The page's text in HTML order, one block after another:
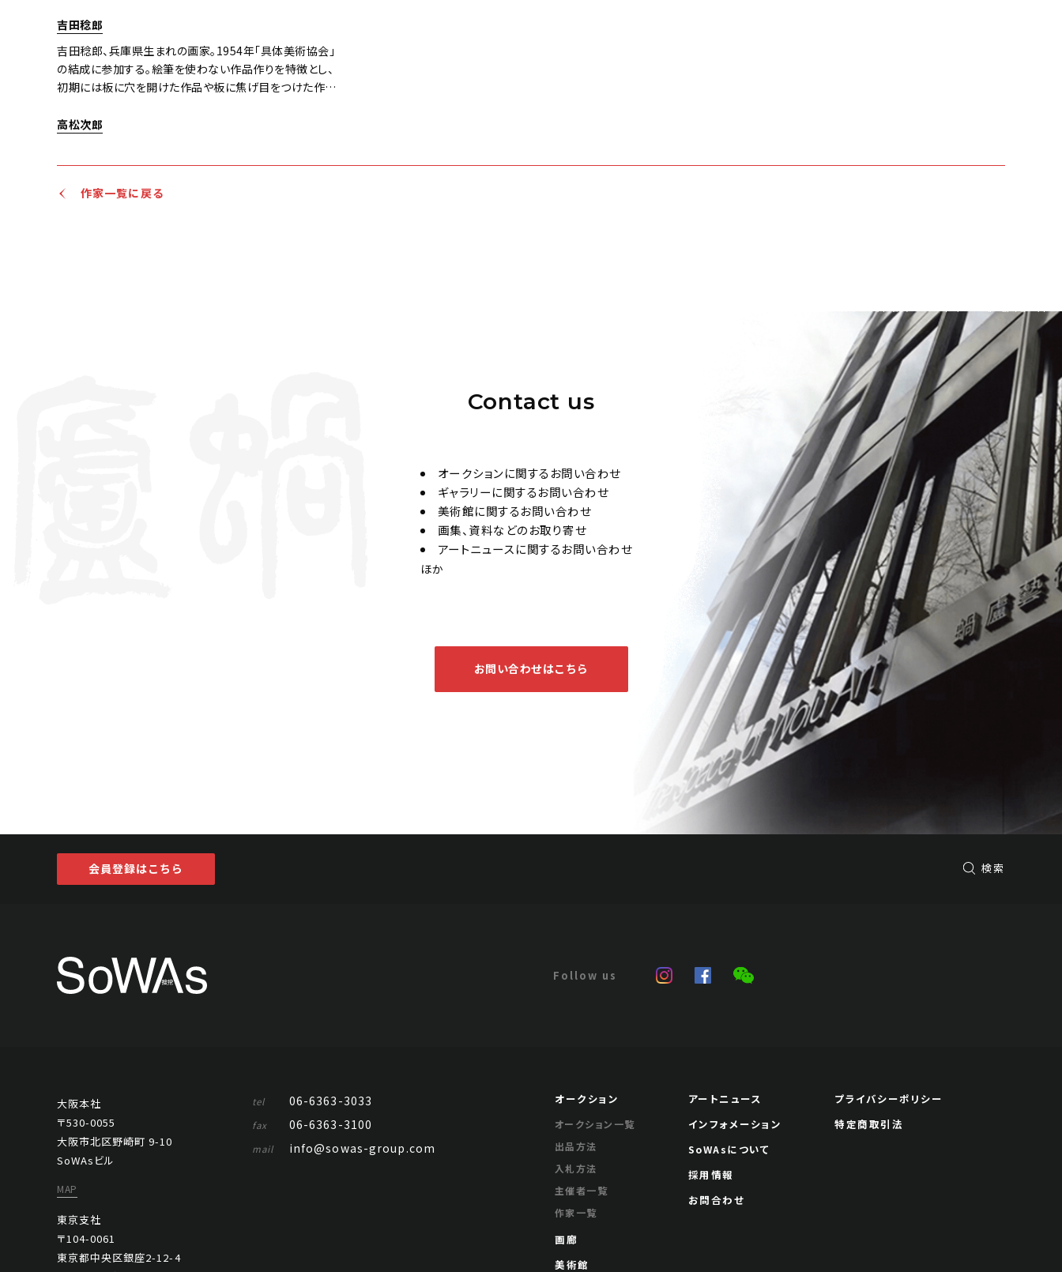
画、彫刻、映像、音楽など数えるときりがない。また、1984
年に発売されたアミガ社のコンピューターを利用したコン
ピュータアートの先駆者でもある。
吉田稔郎
吉田稔郎、兵庫県生まれの画家。1954年「具体美術協会」
の結成に参加する。絵筆を使わない作品作りを特徴とし、
初期には板に穴を開けた作品や板に焦げ目をつけた作品
た作品へと展開する。
高松次郎
JPY 80,000 - 160,000
公開終了
予想価格
JPY 380,000 - 580,000
結果
公開終了
今井俊満 作品
Jo's Auction
予想価格
JPY 1,200,000 - 2,200,000
2024/10/16
主催 Jo's Auction
開催
作家一覧に戻る
Contact us
オークションに関するお問い合わせ
ギャラリーに関するお問い合わせ
美術館に関するお問い合わせ
画集、資料などのお取り寄せ
アートニュースに関するお問い合わせ
ほか
お問い合わせはこちら
会員登録はこちら 検索
大阪本社
〒530-0055
大阪市北区野崎町 9-10
SoWAsビル
MAP
東京支社
〒104-0061
東京都中央区銀座2-12-4
tel 06-6363-3033
fax 06-6363-3100
mail info@sowas-group.com
オークション
オークション一覧
出品方法
入札方法
主催者一覧
作家一覧
画廊
美術館
アートニュース
インフォメーション
SoWAsについて
採用情報
お問合わせ
プライバシーポリシー
特定商取引法